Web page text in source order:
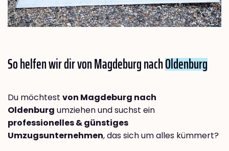
So helfen wir dir von Magdeburg nachOldenburg
Du möchtest von Magdeburg nach
Oldenburg umziehen und suchst ein
professionelles & günstiges
Umzugsunternehmen, das sich um alles kümmert?